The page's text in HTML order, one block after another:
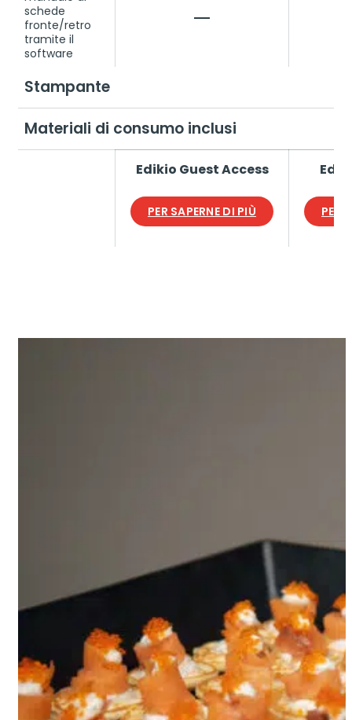
schede
fronte/retro
tramite il
software
Stampante
Materiali di consumo inclusi
Edikio Guest Access
PER SAPERNE DI PIÙ PER